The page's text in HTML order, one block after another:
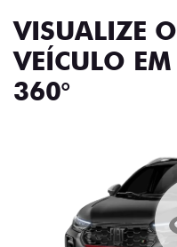
VISUALIZE O
VEÍCULO EM
360°